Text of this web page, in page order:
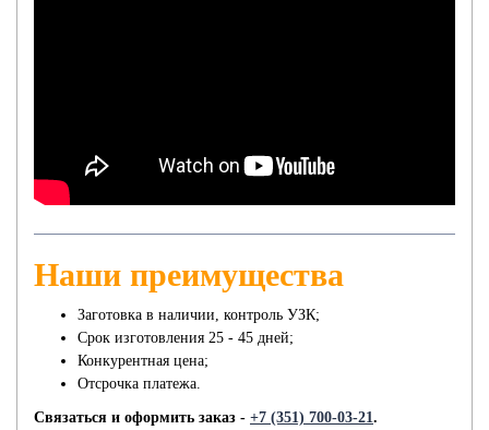
Наши преимущества
Заготовка в наличии, контроль УЗК;
Срок изготовления 25 - 45 дней;
Конкурентная цена;
Отсрочка платежа.
Связаться и оформить заказ - +7 (351) 700-03-21.